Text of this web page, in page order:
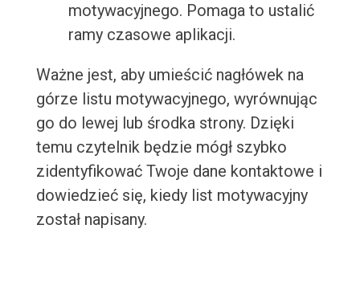
motywacyjnego. Pomaga to ustalić
ramy czasowe aplikacji.
Ważne jest, aby umieścić nagłówek na
górze listu motywacyjnego, wyrównując
go do lewej lub środka strony. Dzięki
temu czytelnik będzie mógł szybko
zidentyfikować Twoje dane kontaktowe i
dowiedzieć się, kiedy list motywacyjny
został napisany.